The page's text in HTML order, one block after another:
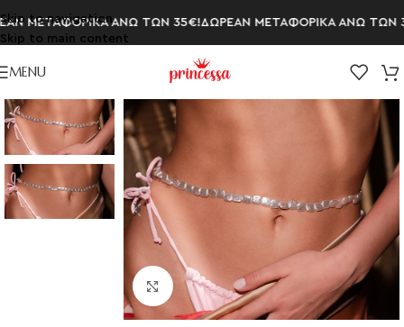
Skip to navigation
Skip to main content
ΜΕΤΑΦΟΡΙΚΑ ΑΝΩ ΤΩΝ 35€!ΔΩΡΕΑΝ ΜΕΤΑΦΟΡΙΚΑ ΑΝΩ ΤΩΝ
MENU
Click to enlarge